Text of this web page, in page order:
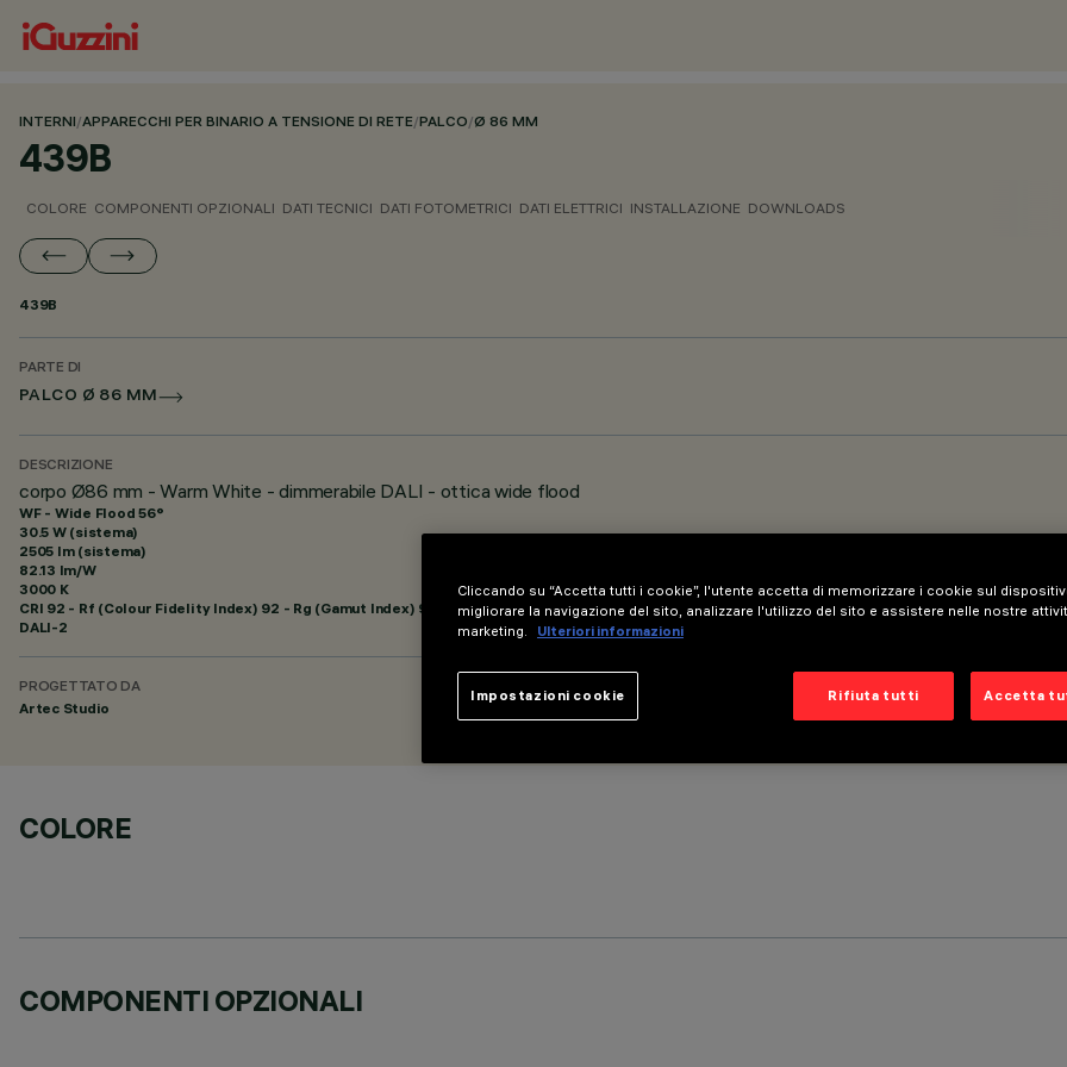
INTERNI/APPARECCHI PER BINARIO A TENSIONE DI RETE/PALCO/Ø 86 MM
439B
COLORE COMPONENTI OPZIONALI DATI TECNICI DATI FOTOMETRICI DATI ELETTRICI INSTALLAZIONE DOWNLOADS
439B
PARTE DI
PALCO Ø 86 MM
DESCRIZIONE
corpo Ø86 mm - Warm White - dimmerabile DALI - ottica wide flood
WF - Wide Flood 56°
30.5 W (sistema)
2505 lm (sistema)
82.13 lm/W
3000 K
CRI 92 - Rf (Colour Fidelity Index) 92 - Rg (Gamut Index) 99
DALI-2
PROGETTATO DA
Artec Studio
COLORE
COMPONENTI OPZIONALI
Cliccando su “Accetta tutti i cookie”, l'utente accetta di memorizzare i cookie sul
migliorare la navigazione del sito, analizzare l'utilizzo del sito e assistere nelle nostre
marketing.
Ulteriori informazioni
Rifiuta tutti Accetta
Impostazioni cookie